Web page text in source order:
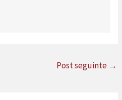
Post seguinte →